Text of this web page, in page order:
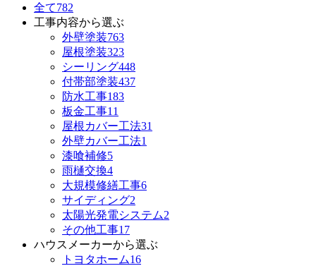
全て782
工事内容から選ぶ
外壁塗装763
屋根塗装323
シーリング448
付帯部塗装437
防水工事183
板金工事11
屋根カバー工法31
外壁カバー工法1
漆喰補修5
雨樋交換4
大規模修繕工事6
サイディング2
太陽光発電システム2
その他工事17
ハウスメーカーから選ぶ
トヨタホーム16